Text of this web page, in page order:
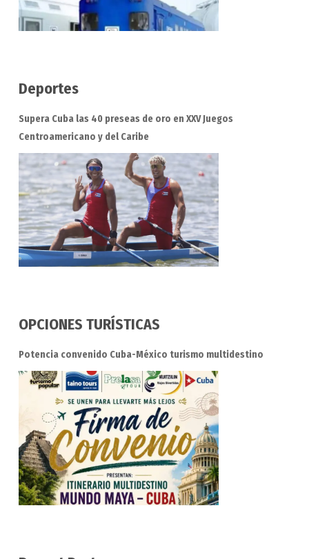
Deportes
Supera Cuba las 40 preseas de oro en XXV Juegos
Centroamericano y del Caribe
OPCIONES TURÍSTICAS
Potencia convenido Cuba-México turismo multidestino